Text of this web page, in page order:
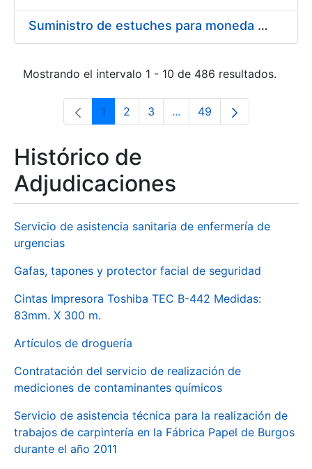
Suministro de estuches para moneda de 30 €
Mostrando el intervalo 1 - 10 de 486 resultados.
Página
1 Página
2 Página
3 ...Páginas intermedias Use
Página
49
Histórico de
Adjudicaciones
Servicio de asistencia sanitaria de enfermería de
urgencias
Gafas, tapones y protector facial de seguridad
Cintas Impresora Toshiba TEC B-442 Medidas:
83mm. X 300 m.
Artículos de droguería
Contratación del servicio de realización de
mediciones de contaminantes químicos
Servicio de asistencia técnica para la realización de
trabajos de carpintería en la Fábrica Papel de Burgos
durante el año 2011